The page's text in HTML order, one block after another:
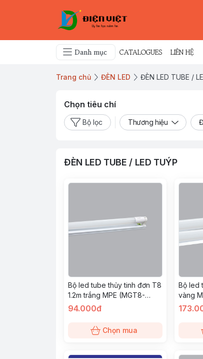
Danh mục CATALOGUES LIÊN HỆ
Trang chủ ĐÈN LED ĐÈN LED TUBE /
Chọn tiêu chí
Bộ lọc Thương hiệu
ĐÈN LED TUBE / LED TUÝP
Bộ led tube thủy tinh đơn T8
1.2m trắng MPE (MGT8-
120T)
94.000đ
Chọn mua
Bộ led
vàng